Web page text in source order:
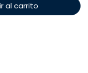
al carrito